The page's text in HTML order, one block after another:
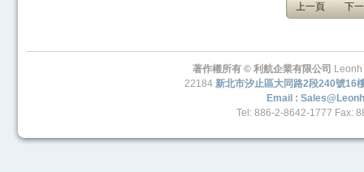
上一頁 下
著作權所有 © 利航企業有限公司
22184 新北市汐止區大同路2段240號16
Email :
Tel: 886-2-8642-1777 Fax: